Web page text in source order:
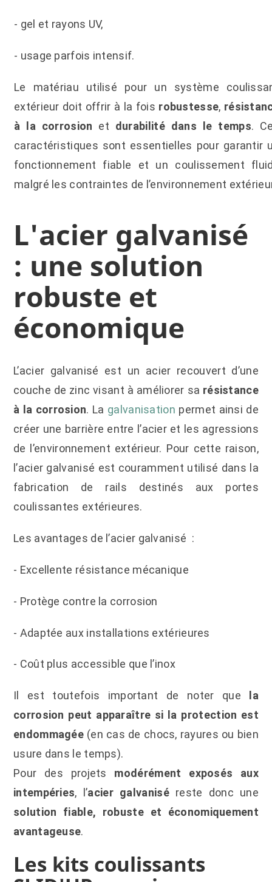
- gel et rayons UV,
- usage parfois intensif.
Le matériau utilisé pour un système
extérieur doit offrir à la fois robustesse,
à la corrosion et durabilité dans le temps.
caractéristiques sont essentielles pour garantir
fonctionnement fiable et un coulissement
malgré les contraintes de l’environnement
L'acier galvanisé
: une solution
robuste et
économique
L’acier galvanisé est un acier recouvert d’une
couche de zinc visant à améliorer sa résistance
à la corrosion. La galvanisation permet ainsi de
créer une barrière entre l’acier et les agressions
de l’environnement extérieur. Pour cette raison,
l’acier galvanisé est couramment utilisé dans la
fabrication de rails destinés aux portes
coulissantes extérieures.
Les avantages de l’acier galvanisé :
- Excellente résistance mécanique
- Protège contre la corrosion
- Adaptée aux installations extérieures
- Coût plus accessible que l’inox
Il est toutefois important de noter que
la
corrosion peut apparaître si la protection est
endommagée (en cas de chocs, rayures ou bien
usure dans le temps).
Pour des projets modérément exposés aux
intempéries, l’acier galvaniséreste donc une
solution fiable, robuste et économiquement
avantageuse.
Les kits coulissants